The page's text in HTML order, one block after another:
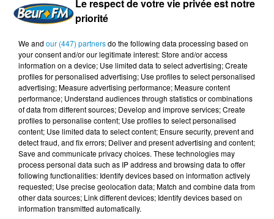
Pour Me Marsigny, ces messages démontrent que la
thèse des viols ne tient pas et affirme que ces SMS
« prouvent que ces relations étaient souhaitées et
consenties ».
FIL D'ACTUS
5 août 2026
Visas français : l’Algérie décroche, le
Maroc et la Tunisie...
Le respect de votre vie privée est notre
priorité
We and our (447) partnersdo the following data processing based on
your consent and/or our legitimate interest: Store and/or access
information on a device; Use limited data to select advertising; Create
profiles for personalised advertising; Use profiles to select personalised
advertising; Measure advertising performance; Measure content
performance; Understand audiences through statistics or combinations
of data from different sources; Develop and improve services; Create
profiles to personalise content; Use profiles to select personalised
content; Use limited data to select content; Ensure security, prevent and
detect fraud, and fix errors; Deliver and present advertising and content;
Save and communicate privacy choices. These technologies may
process personal data such as IP address and browsing data to offer
following functionalities: Identify devices based on information actively
requested; Use precise geolocation data; Match and combine data from
other data sources; Link different devices; Identify devices based on
information transmitted automatically.